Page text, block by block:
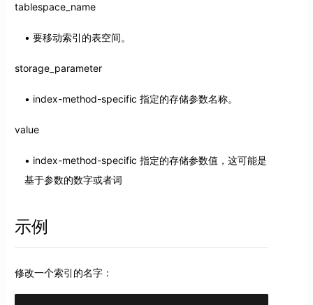
tablespace_name
要移动索引的表空间。
storage_parameter
index-method-specific 指定的存储参数名称。
value
index-method-specific 指定的存储参数值，这可能是
基于参数的数字或者词
示例
修改一个索引的名字：